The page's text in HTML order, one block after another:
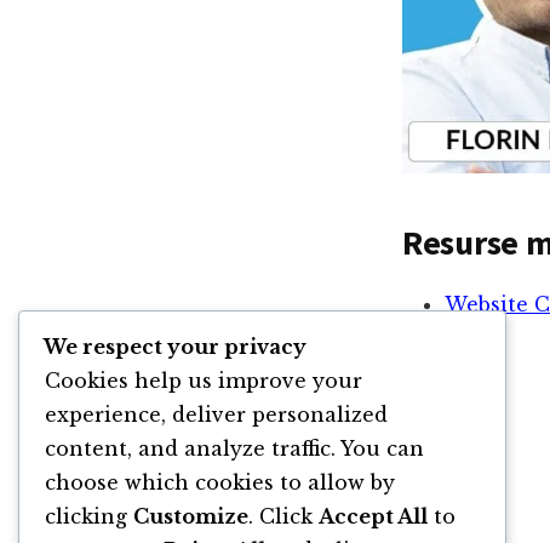
Resurse
Website
We respect your privacy
Cookies help us improve your
experience, deliver personalized
content, and analyze traffic. You can
choose which cookies to allow by
clicking Customize. Click Accept All to